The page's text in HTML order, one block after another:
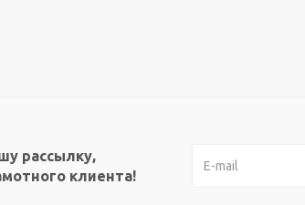
рассылку,
клиента!